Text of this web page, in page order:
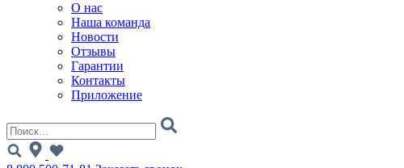
О нас
Наша команда
Новости
Отзывы
Гарантии
Контакты
Приложение